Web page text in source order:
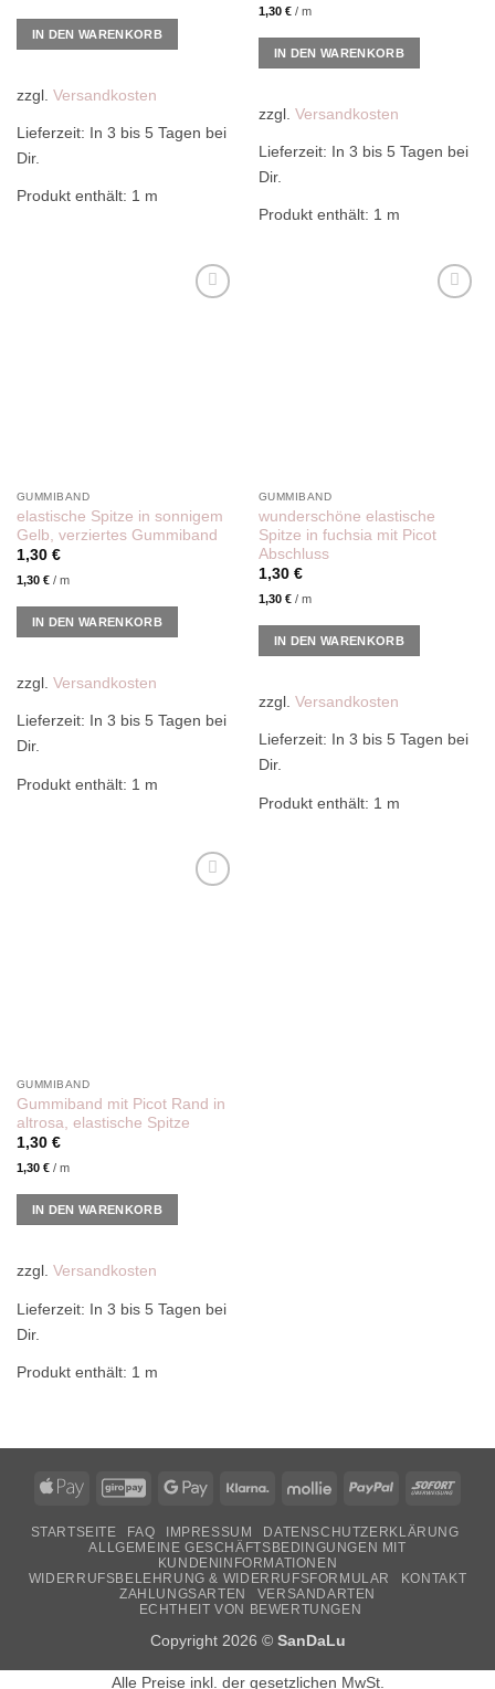
IN DEN WARENKORB
zzgl. Versandkosten
Lieferzeit: In 3 bis 5 Tagen bei
Dir.
Produkt enthält: 1 m
1,30 €/ m
IN DEN WARENKORB
zzgl. Versandkosten
Lieferzeit: In 3 bis 5 Tagen bei
Dir.
Produkt enthält: 1 m
GUMMIBAND
elastische Spitze in sonnigem
Gelb, verziertes Gummiband
1,30 €
1,30 €/ m
IN DEN WARENKORB
zzgl. Versandkosten
Lieferzeit: In 3 bis 5 Tagen bei
Dir.
Produkt enthält: 1 m
GUMMIBAND
wunderschöne elastische
Spitze in fuchsia mit Picot
Abschluss
1,30 €
1,30 €/ m
IN DEN WARENKORB
zzgl. Versandkosten
Lieferzeit: In 3 bis 5 Tagen bei
Dir.
Produkt enthält: 1 m
GUMMIBAND
Gummiband mit Picot Rand in
altrosa, elastische Spitze
1,30 €
1,30 €/ m
IN DEN WARENKORB
zzgl. Versandkosten
Lieferzeit: In 3 bis 5 Tagen bei
Dir.
Produkt enthält: 1 m
Apple
GiroPay Google
Klarna Mollie PayPal Sofort
STARTSEITE FAQ IMPRESSUM
DATENSCHUTZERKLÄRUNG
ALLGEMEINE GESCHÄFTSBEDINGUNGEN MIT
KUNDENINFORMATIONEN
WIDERRUFSBELEHRUNG & WIDERRUFSFORMULAR
KONTAKT
ZAHLUNGSARTEN
VERSANDARTEN
ECHTHEIT VON BEWERTUNGEN
Copyright 2026 © SanDaLu
Alle Preise inkl. der gesetzlichen MwSt.